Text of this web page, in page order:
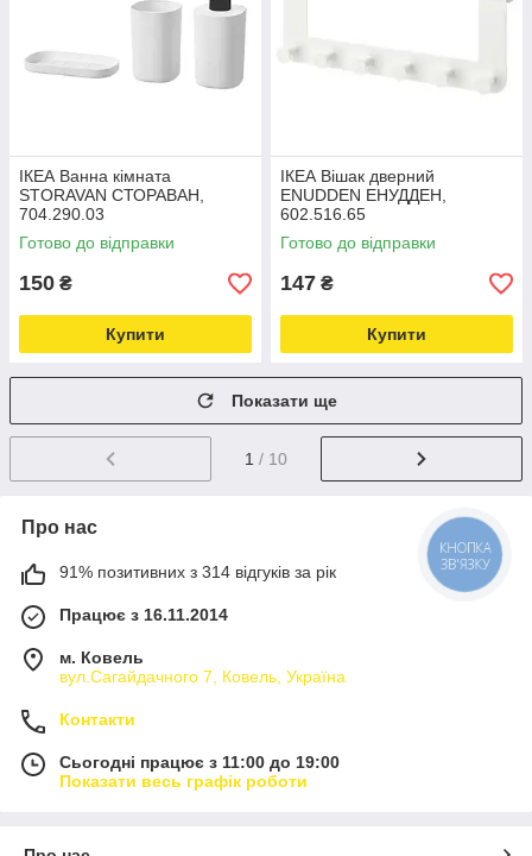
ІКЕА Ванна кімната
STORAVAN СТОРАВАН,
704.290.03
Готово до відправки
150 ₴
Купити
ІКЕА Вішак дверний
ENUDDEN ЕНУДДЕН,
602.516.65
Готово до відправки
147 ₴
Купити
Показати ще
1 / 10
Про нас
91% позитивних з 314 відгуків за рік
Працює з 16.11.2014
м. Ковель
вул.Сагайдачного 7, Ковель, Україна
Контакти
Сьогодні працює з 11:00 до 19:00
Показати весь графік роботи
КНОПКА
ЗВ'ЯЗКУ